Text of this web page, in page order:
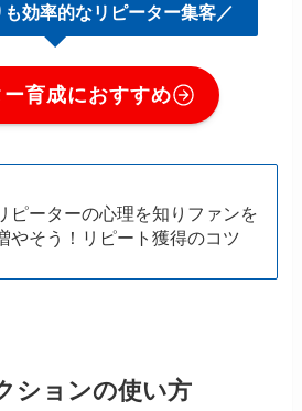
効率的なリピーター集客／
ー育成におすすめ
ピーターの心理を知りファンを
やそう！リピート獲得のコツ
ションの使い方